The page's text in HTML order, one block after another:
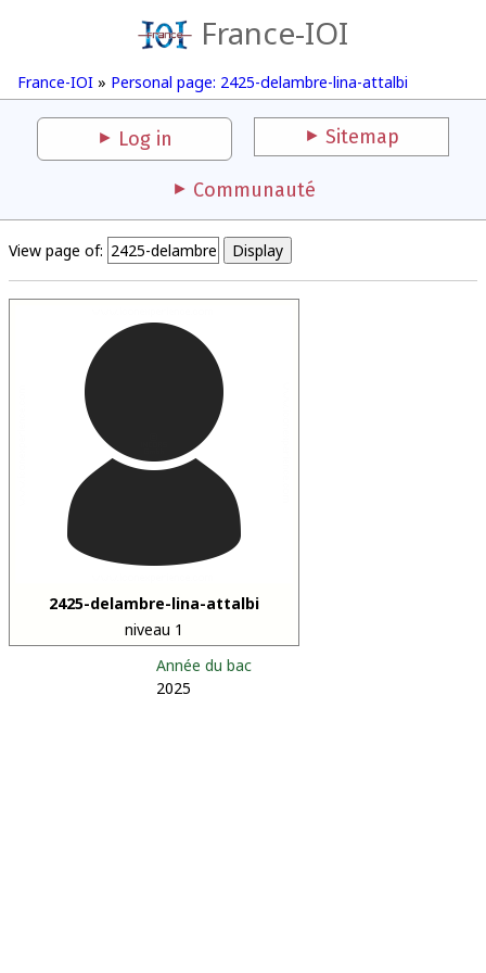
France-IOI
France-IOI » Personal page: 2425-delambre-lina-attalbi
Log in Sitemap
Communauté
View page of:
2425-delambre-lina-attalbi
niveau 1
Année du bac
2025